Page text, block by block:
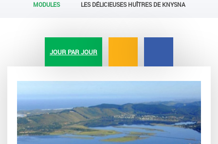
MODULES LES DÉLICIEUSES HUÎTRES DE KNYSNA
JOUR PAR JOUR